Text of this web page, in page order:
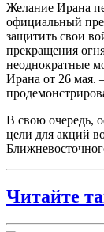
Желание Ирана
официальный
защитить свои
прекращения
неоднократные
Ирана от 26 мая.
В свою очередь,
цели для акций
Читайте